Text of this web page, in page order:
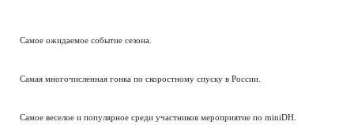
Самое ожидаемое событие сезона.
Самая многочисленная гонка по скоростному спуску в России.
Самое веселое и популярное среди участников мероприятие по miniDH.